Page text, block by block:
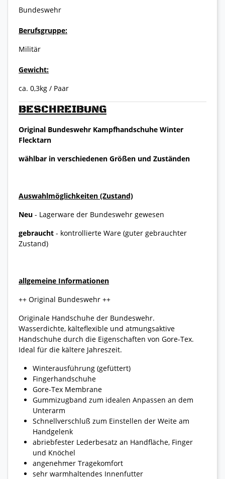
BESCHREIBUNG
Original Bundeswehr Kampfhandschuhe Winter
Flecktarn
wählbar in verschiedenen Größen und Zuständen
Auswahlmöglichkeiten (Zustand)
Neu - Lagerware der Bundeswehr gewesen
gebraucht - kontrollierte Ware (guter gebrauchter
Zustand)
allgemeine Informationen
++ Original Bundeswehr ++
Originale Handschuhe der Bundeswehr.
Wasserdichte, kälteflexible und atmungsaktive
Handschuhe durch die Eigenschaften von Gore-Tex.
Ideal für die kältere Jahreszeit.
Winterausführung (gefüttert)
Fingerhandschuhe
Gore-Tex Membrane
Gummizugband zum idealen Anpassen an dem
Unterarm
Schnellverschluß zum Einstellen der Weite am
Handgelenk
abriebfester Lederbesatz an Handfläche, Finger
und Knöchel
angenehmer Tragekomfort
sehr warmhaltendes Innenfutter
Bundeswehr
Berufsgruppe:
Militär
Gewicht:
ca. 0,3kg / Paar